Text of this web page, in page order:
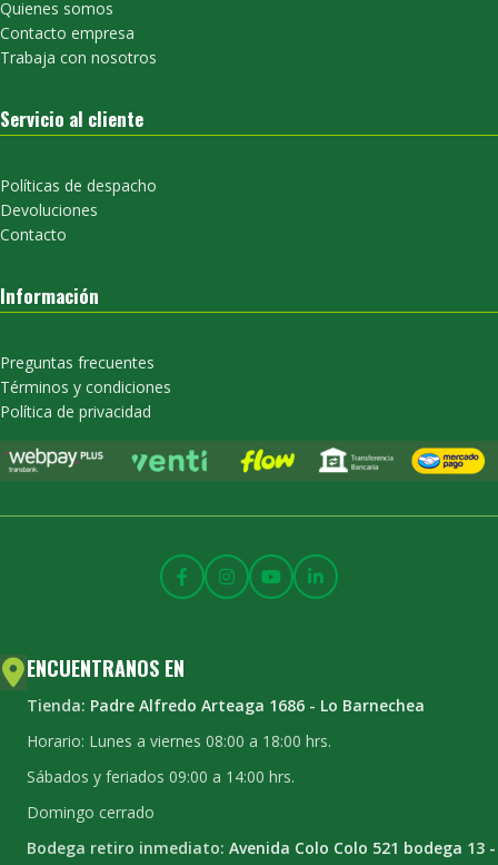
Quienes somos
Contacto empresa
Trabaja con nosotros
Servicio al cliente
Políticas de despacho
Devoluciones
Contacto
Información
Preguntas frecuentes
Términos y condiciones
Política de privacidad
ENCUENTRANOS EN
Tienda: Padre Alfredo Arteaga 1686 - Lo Barnechea
Horario: Lunes a viernes 08:00 a 18:00 hrs.
Sábados y feriados 09:00 a 14:00 hrs.
Domingo cerrado
Bodega retiro inmediato: Avenida Colo Colo 521 bodega 13 -